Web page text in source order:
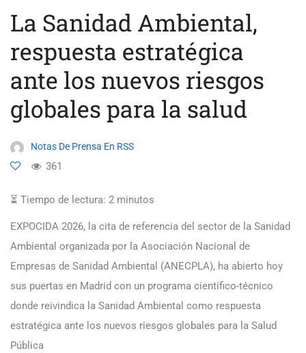
La Sanidad Ambiental,
respuesta estratégica
ante los nuevos riesgos
globales para la salud
Notas De Prensa En RSS
361
⏳ Tiempo de lectura: 2 minutos
EXPOCIDA 2026, la cita de referencia del sector de la Sanidad
Ambiental organizada por la Asociación Nacional de
Empresas de Sanidad Ambiental (ANECPLA), ha abierto hoy
sus puertas en Madrid con un programa científico-técnico
donde reivindica la Sanidad Ambiental como respuesta
estratégica ante los nuevos riesgos globales para la Salud
Pública